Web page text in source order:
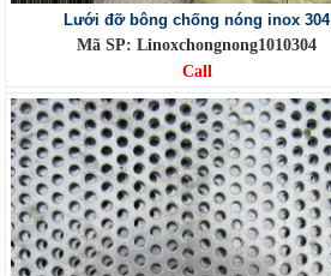
Lưới đỡ bông chống nóng inox 304
Mã SP: Linoxchongnong1010304
Call